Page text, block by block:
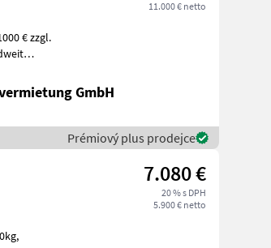
11.000 € netto
GmbH
Prémiový plus prodejce
7.080 €
20 % s DPH
5.900 € netto